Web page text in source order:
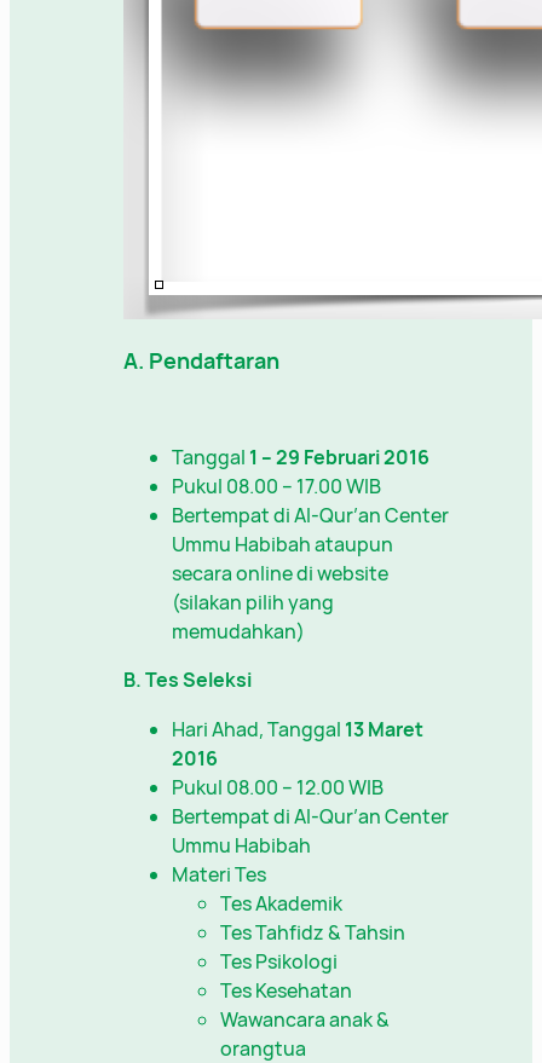
A. Pendaftaran
Tanggal 1 – 29 Februari 2016
Pukul 08.00 – 17.00 WIB
Bertempat di Al-Qur’an Center
Ummu Habibah ataupun
secara online di website
(silakan pilih yang
memudahkan)
B. Tes Seleksi
Hari Ahad, Tanggal 13 Maret
2016
Pukul 08.00 – 12.00 WIB
Bertempat di Al-Qur’an Center
Ummu Habibah
Materi Tes
Tes Akademik
Tes Tahfidz & Tahsin
Tes Psikologi
Tes Kesehatan
Wawancara anak &
orangtua